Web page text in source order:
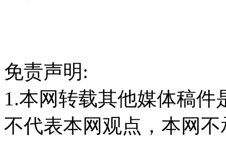
免责声明:
1.本网转载其他媒体稿
不代表本网观点，本网